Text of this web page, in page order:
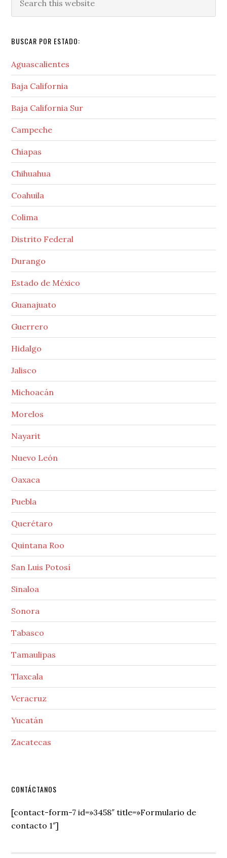
this
BUSCAR POR ESTADO:
Aguascalientes
Baja California
Baja California Sur
Campeche
Chiapas
Chihuahua
Coahuila
Colima
Distrito Federal
Durango
Estado de México
Guanajuato
Guerrero
Hidalgo
Jalisco
Michoacán
Morelos
Nayarit
Nuevo León
Oaxaca
Puebla
Querétaro
Quintana Roo
San Luis Potosí
Sinaloa
Sonora
Tabasco
Tamaulipas
Tlaxcala
Veracruz
Yucatán
Zacatecas
Secondary
Sidebar
CONTÁCTANOS
[contact-form-7 id=»3458″ title=»Formulario de
contacto 1″]